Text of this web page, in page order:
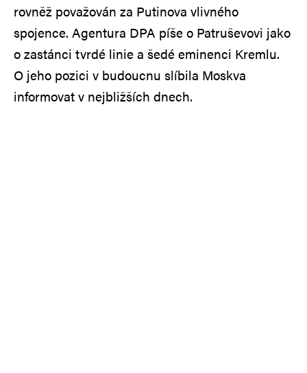
rovněž považován za Putinova vlivného
spojence. Agentura DPA píše o Patruševovi jako
o zastánci tvrdé linie a šedé eminenci Kremlu.
O jeho pozici v budoucnu slíbila Moskva
informovat v nejbližších dnech.